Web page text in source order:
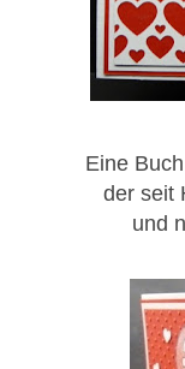
Eine
der seit
und